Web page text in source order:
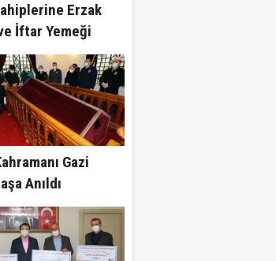
Erzak
İftar Yemeği
Gazi
Anıldı